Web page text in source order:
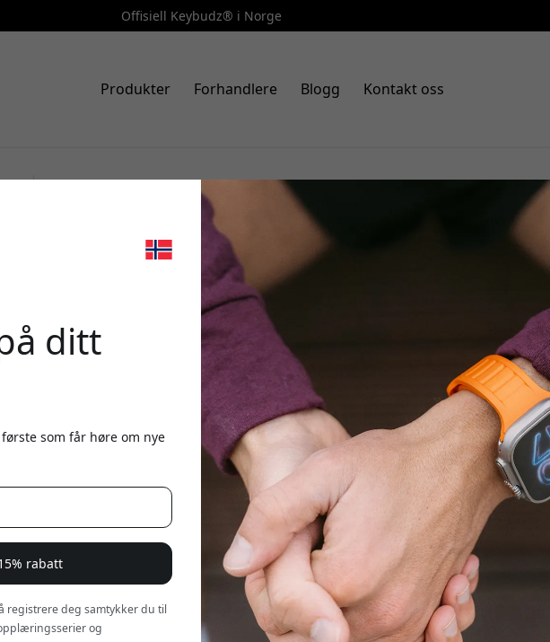
Offisiell Keybudz® i Norge
Produkter Forhandlere Blogg Kontakt oss
Art.nr.: AP3_S6_CBK
KeyBudz Element Series etui til AirPods 3
HydroLock, IP68 og trådløs og kablet
ditt
som får høre om nye
rabatt
registrere deg samtykker du til
og
🎉 Din rabattkode:
Bruk denne koden i kassen for å få 15%